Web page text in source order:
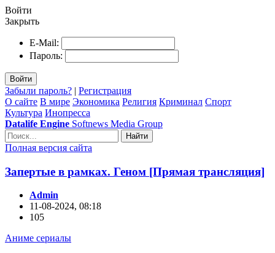
Войти
Закрыть
E-Mail:
Пароль:
Войти
Забыли пароль? | Регистрация
О сайте В мире Экономика Религия Криминал Спорт
Культура Инопресса
Datalife Engine Softnews Media Group
Найти
Полная версия сайта
Запертые в рамках. Геном [Прямая трансляция]
Admin
11-08-2024, 08:18
105
Аниме сериалы